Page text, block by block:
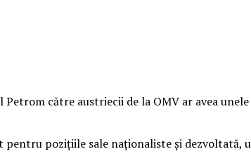
către austriecii de la OMV ar avea
poziţiile sale naţionaliste şi dezvoltată,